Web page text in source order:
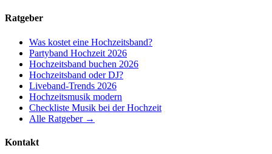
Ratgeber
Was kostet eine Hochzeitsband?
Partyband Hochzeit 2026
Hochzeitsband buchen 2026
Hochzeitsband oder DJ?
Liveband-Trends 2026
Hochzeitsmusik modern
Checkliste Musik bei der Hochzeit
Alle Ratgeber →
Kontakt